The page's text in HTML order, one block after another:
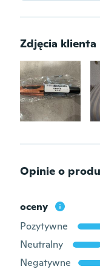
Zdjęcia klienta
Opinie o
oceny
Pozytywne
Neutralny
Negatywne